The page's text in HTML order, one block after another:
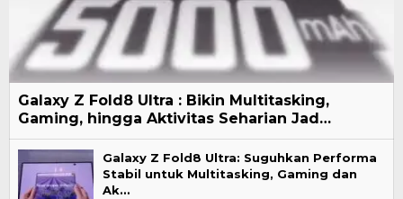
Galaxy Z Fold8 Ultra : Bikin Multitasking,
Gaming, hingga Aktivitas Seharian Jad…
Galaxy Z Fold8 Ultra: Suguhkan Performa
Stabil untuk Multitasking, Gaming dan
Ak…